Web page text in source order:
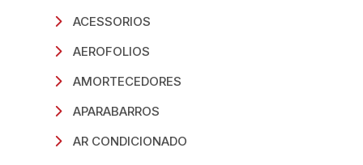
ACESSORIOS
AEROFOLIOS
AMORTECEDORES
APARABARROS
AR CONDICIONADO